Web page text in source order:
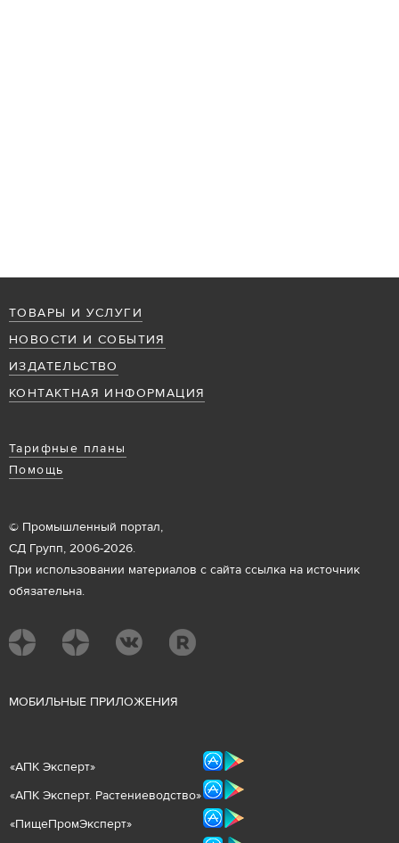
ТОВАРЫ И УСЛУГИ
НОВОСТИ И СОБЫТИЯ
ИЗДАТЕЛЬСТВО
КОНТАКТНАЯ ИНФОРМАЦИЯ
Тарифные планы
Помощь
© Промышленный портал,
СД Групп, 2006-2026.
При использовании материалов с сайта ссылка на источник
обязательна.
МОБИЛЬНЫЕ ПРИЛОЖЕНИЯ
«АПК Эксперт»
«АПК Эксперт. Растениеводство»
«ПищеПромЭксперт»